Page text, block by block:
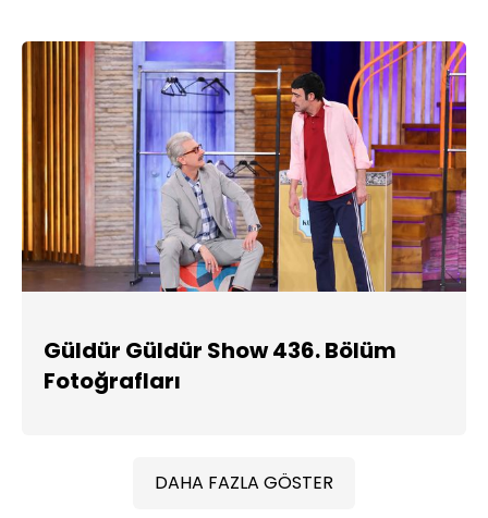
Güldür Güldür Show 436. Bölüm
Fotoğrafları
DAHA FAZLA GÖSTER